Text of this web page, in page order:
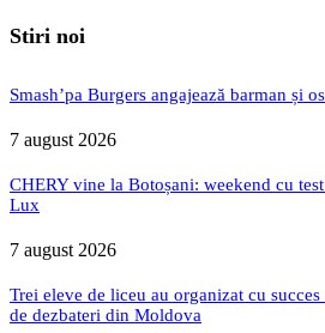
Stiri noi
Smash’pa Burgers angajează barman și
7 august 2026
CHERY vine la Botoșani: weekend cu
Lux
7 august 2026
Trei eleve de liceu au organizat cu
de dezbateri din Moldova